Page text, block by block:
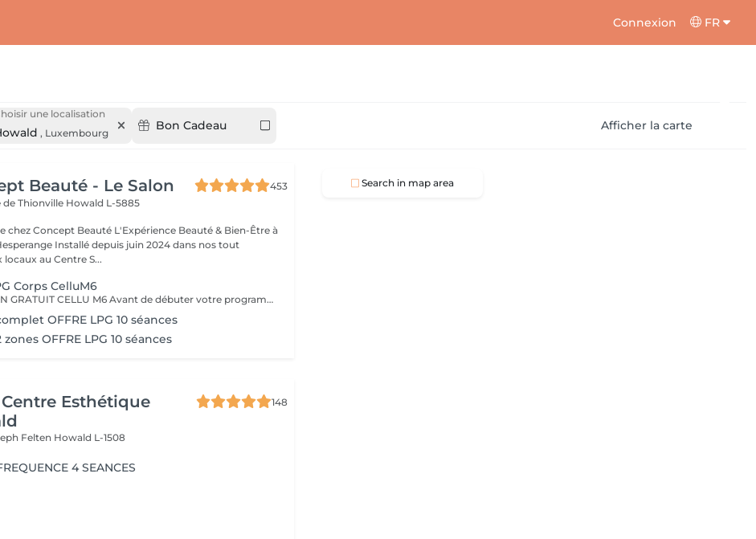
Connexion FR
une localisation
, Luxembourg
Bon Cadeau Afficher la carte
Beauté - Le Salon
453
de Thionville Howald L-5885
Beauté L'Expérience Beauté & Bien-Être à
Installé depuis juin 2024 dans nos tout
locaux au Centre S...
Corps CelluM6
LPG BILAN GRATUIT CELLU M6 Avant de débuter votre programme LPG, nous vous offrons un bilan personnalisé. Cette séance permet d'analyser votre peau, d'évaluer vos besoins et de définir ensemble le protocole le plus adapté à vos objectifs (fermeté, cellulite, drainage, remodelage). Grâce à la technologie brevetée LPG Endermologie, nous vous conseillons un programme sur-mesure pour optimiser vos résultats dès la première séance. Un accompagnement exclusif : En plus de votre programme LPG, bénéficiez des conseils d'une professionnelle, coach en nutrition et bien-être, pour des résultats optimisés et durables. Un suivi global pour retrouver une silhouette harmonieuse et une meilleure vitalité ! Le Lipomassage est une technique issu de l'endermologie ,c'est la solution aux problèmes de cellulite, de graisses localisées et de relachement cutané. Cellu M6 combine trois efets majeurs: - Le destockage : il active la lipolyse et stimule les adipocytes déclenchant la libération des graisses - Le raffermissement : il stimule les fibroblastes pour générer collagène et élastine - Le rescultage : il décloisonne les amas graisseux et agit sur les septas ( aspect capitons )
OFFRE LPG 10 séances
OFFRE LPG 10 séances
Esthétique
148
Felten Howald L-1508
4 SEANCES
Search in map area